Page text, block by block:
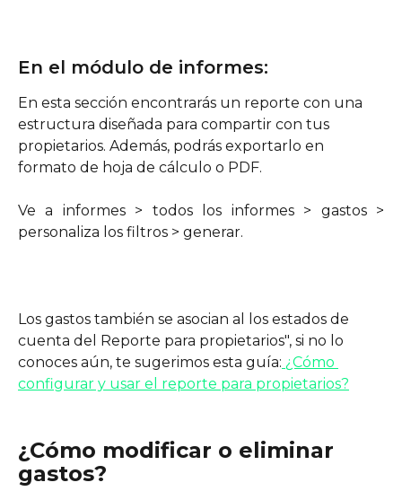
En el módulo de informes:
En esta sección encontrarás un reporte con una
estructura diseñada para compartir con tus
propietarios. Además, podrás exportarlo en
formato de hoja de cálculo o PDF.
Ve a informes > todos los informes > gastos >
personaliza los filtros > generar.
Los gastos también se asocian al los estados de
cuenta del Reporte para propietarios", si no lo
conoces aún, te sugerimos esta guía: ¿Cómo
configurar y usar el reporte para propietarios?
¿Cómo modificar o eliminar
gastos?